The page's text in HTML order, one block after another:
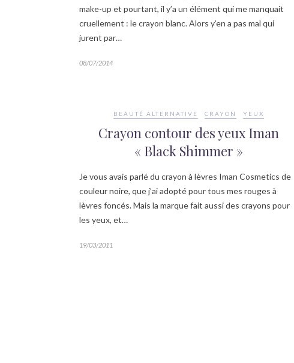
make-up et pourtant, il y’a un élément qui me manquait
cruellement : le crayon blanc. Alors y’en a pas mal qui
jurent par…
08/07/2014
BEAUTÉ ALTERNATIVE CRAYON YEUX
Crayon contour des yeux Iman
« Black Shimmer »
Je vous avais parlé du crayon à lèvres Iman Cosmetics de
couleur noire, que j’ai adopté pour tous mes rouges à
lèvres foncés. Mais la marque fait aussi des crayons pour
les yeux, et…
19/03/2011